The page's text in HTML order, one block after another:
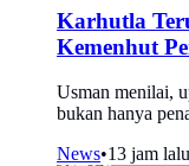
Karhutla
Kemenhut
Usman menilai,
bukan hanya
News•13 jam lalu